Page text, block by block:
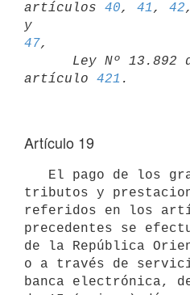
artículos 40, 41 , 42
y
47,
artículo 421
Artículo 19
tributos y
referidos en los
precedentes se
de la República
o a través de
banca electrónica,